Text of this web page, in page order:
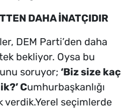
DAHA İNATÇIDIR
DEM Parti’den daha
bekliyor. Oysa bu
soruyor; ‘Biz size kaç
Cumhurbaşkanlığı
verdik.Yerel seçimlerde